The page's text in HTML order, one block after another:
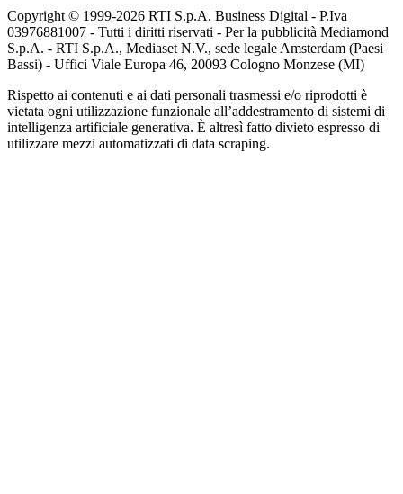
Copyright © 1999-2026 RTI S.p.A. Business Digital - P.Iva
03976881007 - Tutti i diritti riservati - Per la pubblicità Mediamond
S.p.A. - RTI S.p.A., Mediaset N.V., sede legale Amsterdam (Paesi
Bassi) - Uffici Viale Europa 46, 20093 Cologno Monzese (MI)
Rispetto ai contenuti e ai dati personali trasmessi e/o riprodotti è
vietata ogni utilizzazione funzionale all’addestramento di sistemi di
intelligenza artificiale generativa. È altresì fatto divieto espresso di
utilizzare mezzi automatizzati di data scraping.